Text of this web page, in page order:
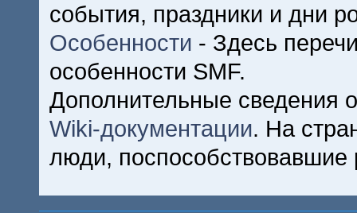
события, праздники и дни
Особенности - Здесь
особенности SMF.
Дополнительные сведения
Wiki-документации. На
люди, поспособствовавшие